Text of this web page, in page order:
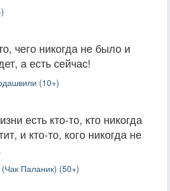
чего никогда не было и
а есть сейчас!
(10+)
есть кто-то, кто никогда
и кто-то, кого никогда не
Паланик) (50+)